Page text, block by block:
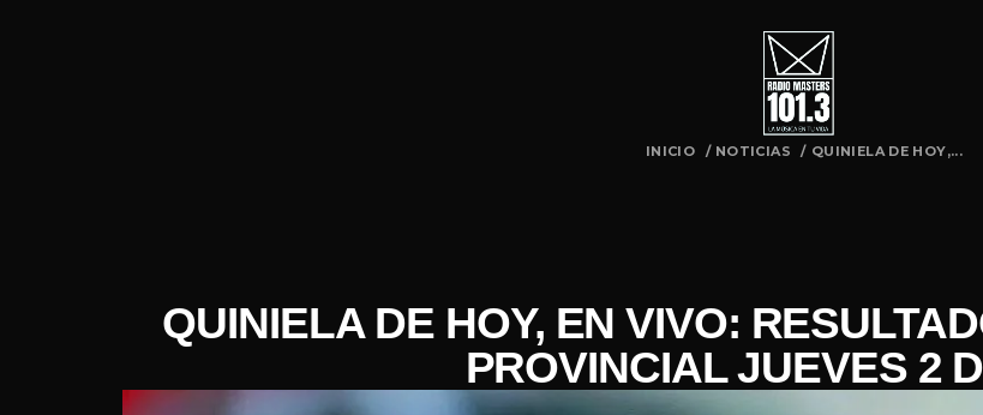
INICIO / NOTICIAS / QUINIELA DE HOY,...
QUINIELA DE HOY, EN VIVO:
PROVINCIAL JUEVES 2